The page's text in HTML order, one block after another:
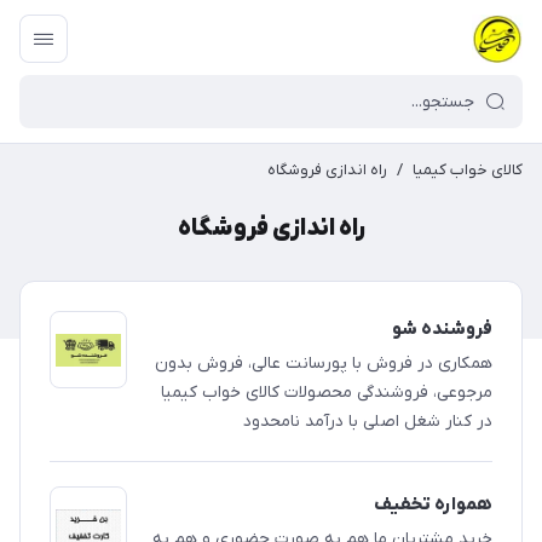
کالای خواب کیمیا / راه اندازی فروشگاه
راه اندازی فروشگاه
فروشنده شو
​​​​همکاری در فروش با پورسانت عالی، فروش بدون
مرجوعی، فروشندگی محصولات کالای خواب کیمیا
در کنار شغل اصلی با درآمد نامحدود
همواره تخفیف